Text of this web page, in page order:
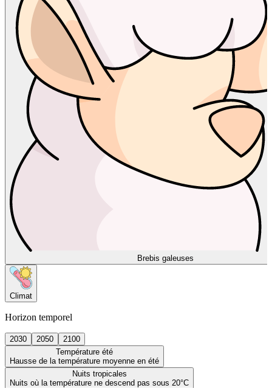
Brebis galeuses
Climat
Horizon temporel
2030 2050
2100
Température été
Hausse de la température moyenne en été
Nuits tropicales
Nuits où la température ne descend pas sous 20°C